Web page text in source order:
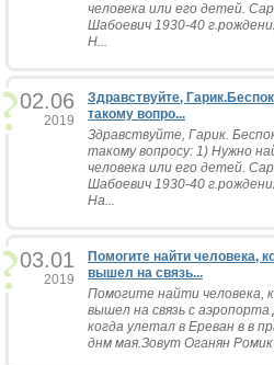
человека или его детей.
Шабоевич 1930-40
Н...
02.06
2019
Здравствуйте,
такому вопро...
Здравствуйте, Гарик.
такому вопросу: 1) Нужно
человека или его детей.
Шабоевич 1930-40
На...
03.01
2019
Помогите найти человека,
вышел на связь...
Помогите найти человека,
вышел на связь с аэропорта
когда улетал в Ереван в в
днм мая.Зовут Оганян Ромик